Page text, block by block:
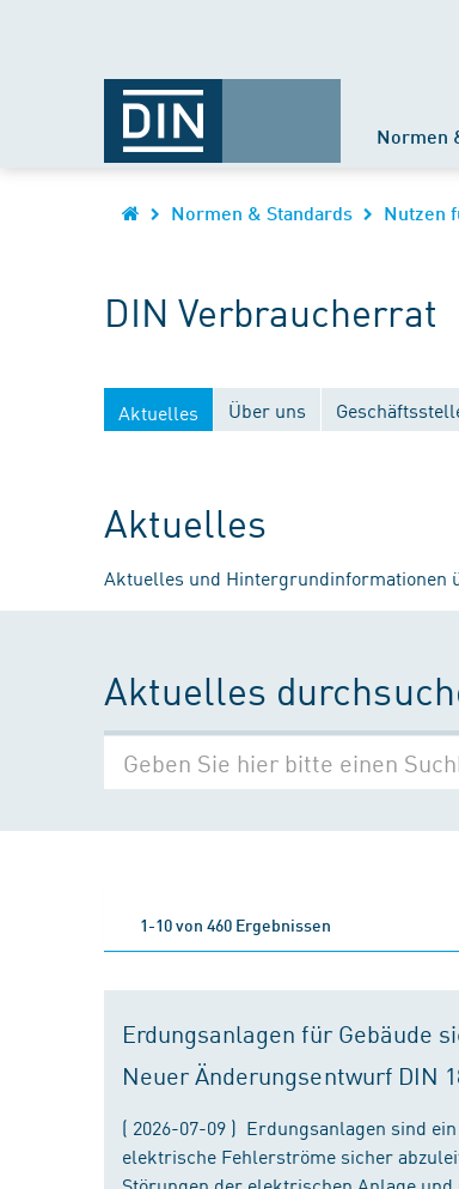
Normen
Normen & Standards Nutzen
DIN Verbraucherrat
Aktuelles Über uns
Aktuelles
Aktuelles und Hintergrundinformationen
Aktuelles
1-10 von 460 Ergebnissen
Erdungsanlagen für Gebäude
Neuer Änderungsentwurf DIN
( 2026-07-09 ) Erdungsanlagen sind
elektrische Fehlerströme sicher